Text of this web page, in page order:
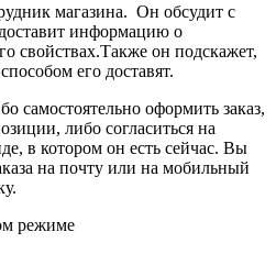
магазина. Он обсудит с
информацию о
свойствах.Также он подскажет,
его доставят.
самостоятельно оформить заказ,
либо согласиться на
в котором он есть сейчас. Вы
на почту или на мобильный
режиме